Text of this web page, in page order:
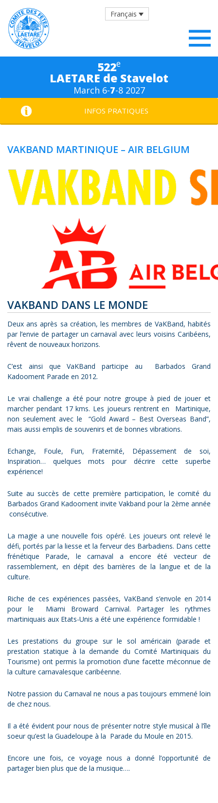
Français
522e
LAETARE de Stavelot
March 6-7-8 2027
INFOS PRATIQUES
VAKBAND MARTINIQUE – AIR BELGIUM
VAKBAND DANS LE MONDE
Deux ans après sa création, les membres de VaKBand, habités
par l’envie de partager un carnaval avec leurs voisins Caribéens,
rêvent de nouveaux horizons.
C’est ainsi que VaKBand participe au Barbados Grand
Kadooment Parade en 2012.
Le vrai challenge a été pour notre groupe à pied de jouer et
marcher pendant 17 kms. Les joueurs rentrent en Martinique,
non seulement avec le “Gold Award – Best Overseas Band”,
mais aussi emplis de souvenirs et de bonnes vibrations.
Echange, Foule, Fun, Fraternité, Dépassement de soi,
Inspiration… quelques mots pour décrire cette superbe
expérience!
Suite au succès de cette première participation, le comité du
Barbados Grand Kadooment invite Vakband pour la 2ème année
consécutive.
La magie a une nouvelle fois opéré. Les joueurs ont relevé le
défi, portés par la liesse et la ferveur des Barbadiens. Dans cette
frénétique Parade, le carnaval a encore été vecteur de
rassemblement, en dépit des barrières de la langue et de la
culture.
Riche de ces expériences passées, VaKBand s’envole en 2014
pour le Miami Broward Carnival. Partager les rythmes
martiniquais aux Etats-Unis a été une expérience formidable !
Les prestations du groupe sur le sol américain (parade et
prestation statique à la demande du Comité Martiniquais du
Tourisme) ont permis la promotion d’une facette méconnue de
la culture carnavalesque caribéenne.
Notre passion du Carnaval ne nous a pas toujours emmené loin
de chez nous.
Il a été évident pour nous de présenter notre style musical à l’île
soeur qu’est la Guadeloupe à la Parade du Moule en 2015.
Encore une fois, ce voyage nous a donné l’opportunité de
partager bien plus que de la musique….